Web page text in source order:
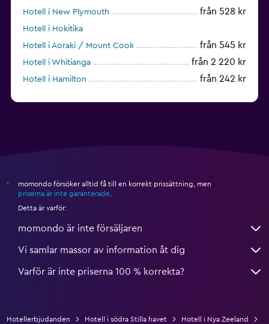
Hotell i New Plymouth från 528 kr
Hotell i Hokitika
Hotell i Aoraki / Mount Cook
från 545 kr
Hotell i Whitianga från 2 220 kr
Hotell i Hamilton från 242 kr
*
momondo försöker alltid få till en korrekt prissättning, men
priserna är inte garanterade
Detta är varför:
momondo är inte försäljaren
Vi samlar massor av information åt dig
Varför är inte priserna 100 % korrekta?
Hotellerbjudanden Hotell i södra Stilla havet
Hotell i Nya Zeeland